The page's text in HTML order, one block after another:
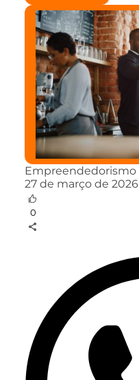
Empreendedorismo
27 de março de 2026
0